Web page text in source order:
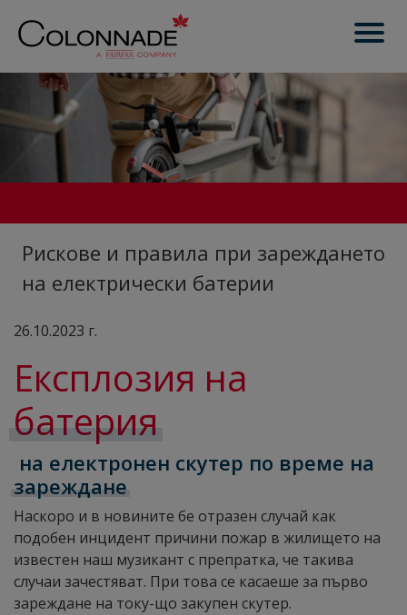
Рискове и правила при зареждането
на електрически батерии
26.10.2023 г.
Експлозия на
батерия
на електронен скутер по време на
зареждане
Наскоро и в новините бе отразен случай как
подобен инцидент причини пожар в жилището на
известен наш музикант с препратка, че такива
случаи зачестяват. При това се касаеше за първо
зареждане на току-що закупен скутер.